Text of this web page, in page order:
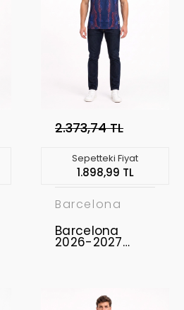
2.373,74 TL
Sepetteki Fiyat
1.898,99 TL
Barcelona
Barcelona
2026-2027